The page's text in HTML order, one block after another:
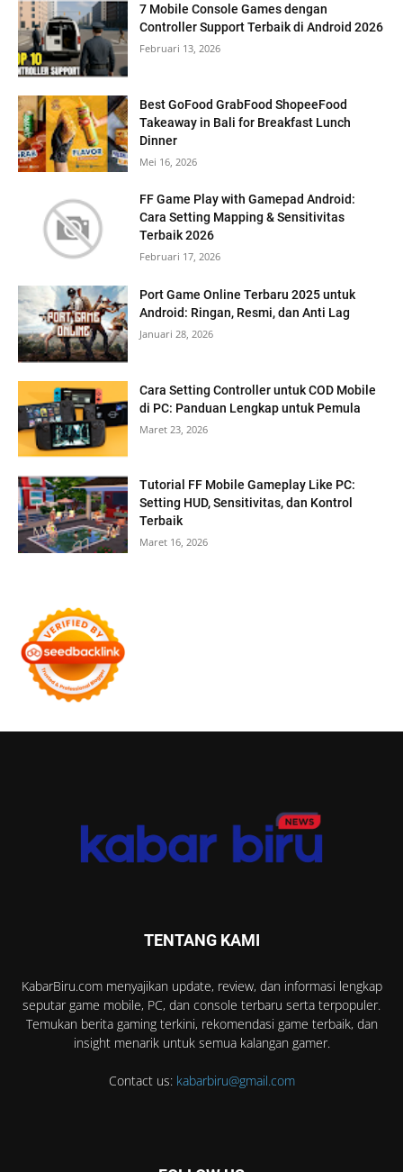
7 Mobile Console Games dengan
Controller Support Terbaik di Android 2026
Februari 13, 2026
Best GoFood GrabFood ShopeeFood
Takeaway in Bali for Breakfast Lunch
Dinner
Mei 16, 2026
FF Game Play with Gamepad Android:
Cara Setting Mapping & Sensitivitas
Terbaik 2026
Februari 17, 2026
Port Game Online Terbaru 2025 untuk
Android: Ringan, Resmi, dan Anti Lag
Januari 28, 2026
Cara Setting Controller untuk COD Mobile
di PC: Panduan Lengkap untuk Pemula
Maret 23, 2026
Tutorial FF Mobile Gameplay Like PC:
Setting HUD, Sensitivitas, dan Kontrol
Terbaik
Maret 16, 2026
TENTANG KAMI
KabarBiru.com menyajikan update, review, dan informasi lengkap
seputar game mobile, PC, dan console terbaru serta terpopuler.
Temukan berita gaming terkini, rekomendasi game terbaik, dan
insight menarik untuk semua kalangan gamer.
Contact us: kabarbiru@gmail.com